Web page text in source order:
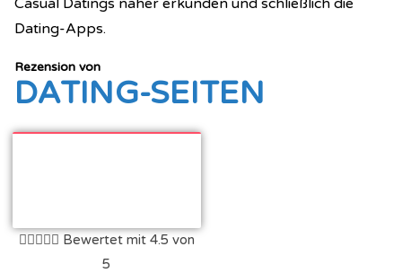
Dating-Apps.
Rezension von
DATING-SEITEN
 Bewertet mit 4.5 von
5